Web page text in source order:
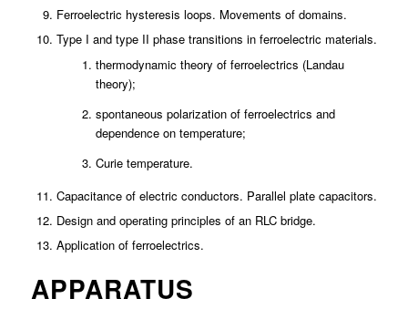
Ferroelectric hysteresis loops. Movements of domains.
Type I and type II phase transitions in ferroelectric materials.
thermodynamic theory of ferroelectrics (Landau
theory);
spontaneous polarization of ferroelectrics and
dependence on temperature;
Curie temperature.
Capacitance of electric conductors. Parallel plate capacitors.
Design and operating principles of an RLC bridge.
Application of ferroelectrics.
APPARATUS